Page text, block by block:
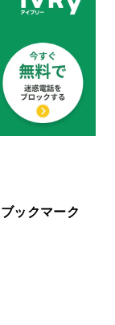
ブックマーク